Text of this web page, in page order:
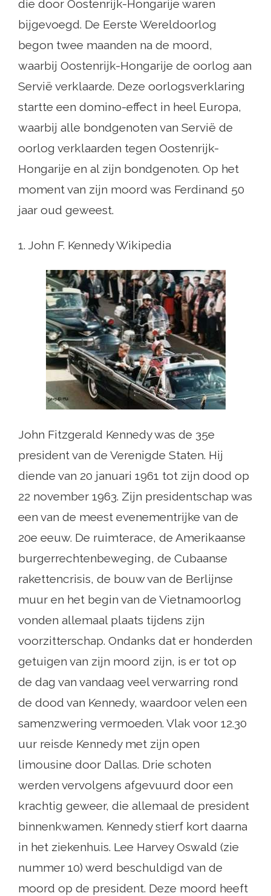
die door Oostenrijk-Hongarije waren
bijgevoegd. De Eerste Wereldoorlog
begon twee maanden na de moord,
waarbij Oostenrijk-Hongarije de oorlog aan
Servië verklaarde. Deze oorlogsverklaring
startte een domino-effect in heel Europa,
waarbij alle bondgenoten van Servië de
oorlog verklaarden tegen Oostenrijk-
Hongarije en al zijn bondgenoten. Op het
moment van zijn moord was Ferdinand 50
jaar oud geweest.
1. John F. Kennedy Wikipedia
John Fitzgerald Kennedy was de 35e
president van de Verenigde Staten. Hij
diende van 20 januari 1961 tot zijn dood op
22 november 1963. Zijn presidentschap was
een van de meest evenementrijke van de
20e eeuw. De ruimterace, de Amerikaanse
burgerrechtenbeweging, de Cubaanse
rakettencrisis, de bouw van de Berlijnse
muur en het begin van de Vietnamoorlog
vonden allemaal plaats tijdens zijn
voorzitterschap. Ondanks dat er honderden
getuigen van zijn moord zijn, is er tot op
de dag van vandaag veel verwarring rond
de dood van Kennedy, waardoor velen een
samenzwering vermoeden. Vlak voor 12.30
uur reisde Kennedy met zijn open
limousine door Dallas. Drie schoten
werden vervolgens afgevuurd door een
krachtig geweer, die allemaal de president
binnenkwamen. Kennedy stierf kort daarna
in het ziekenhuis. Lee Harvey Oswald (zie
nummer 10) werd beschuldigd van de
moord op de president. Deze moord heeft